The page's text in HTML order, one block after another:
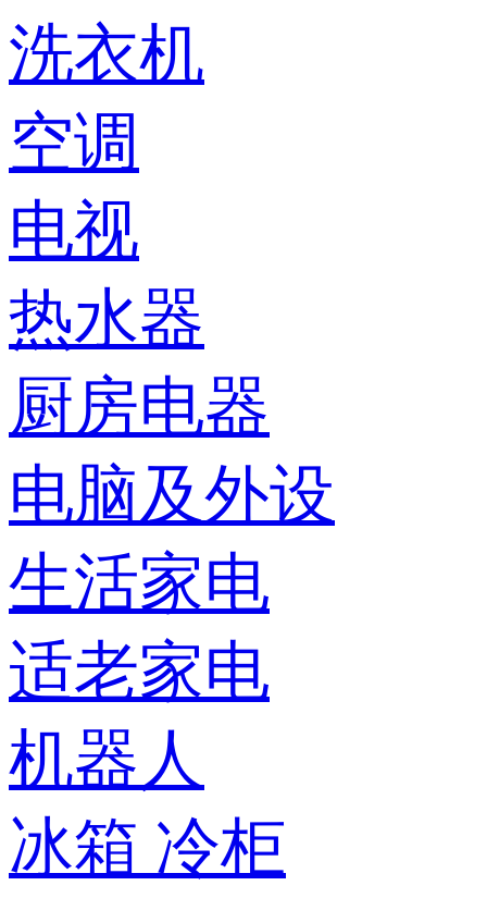
洗衣机
空调
电视
热水器
厨房电器
电脑及外设
生活家电
适老家电
机器人
冰箱 冷柜